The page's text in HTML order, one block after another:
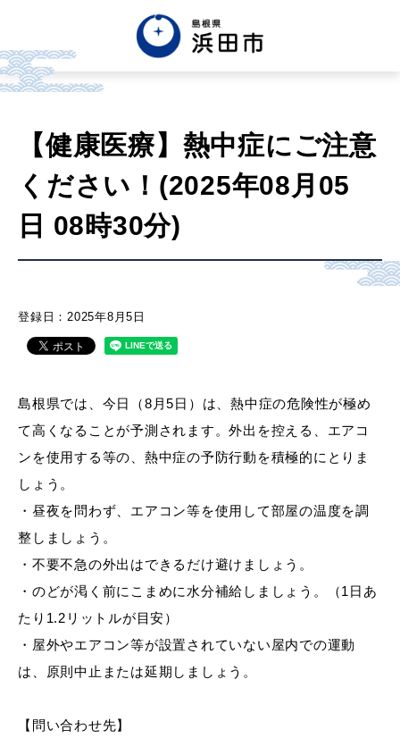
한글 Tiếng việt Tagalog
市政情報
健康・福祉・子育て
産業・ビジネス
移住・定住
観光・飲食
場面から探す
【健康医療】熱中症にご注意
ください！(2025年08月05
日 08時30分)
登録日：2025年8月5日
島根県では、今日（8月5日）は、熱中症の危険性が極め
て高くなることが予測されます。外出を控える、エアコ
ンを使用する等の、熱中症の予防行動を積極的にとりま
しょう。
・昼夜を問わず、エアコン等を使用して部屋の温度を調
整しましょう。
・不要不急の外出はできるだけ避けましょう。
・のどが渇く前にこまめに水分補給しましょう。（1日あ
たり1.2リットルが目安）
・屋外やエアコン等が設置されていない屋内での運動
は、原則中止または延期しましょう。
【問い合わせ先】